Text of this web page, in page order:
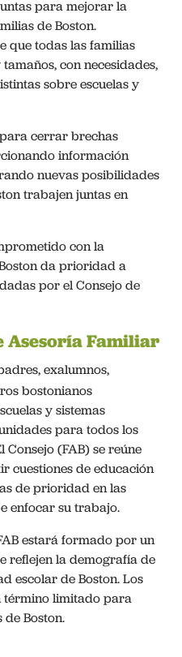
para mejorar la
de Boston.
que todas las familias
con necesidades,
sobre escuelas y
cerrar brechas
información
nuevas posibilidades
trabajen juntas en
con la
da prioridad a
por el Consejo de
Asesoría Familiar
exalumnos,
bostonianos
y sistemas
para todos los
Consejo (FAB) se reúne
cuestiones de educación
de prioridad en las
enfocar su trabajo.
estará formado por un
reflejen la demografía de
escolar de Boston. Los
término limitado para
Boston.